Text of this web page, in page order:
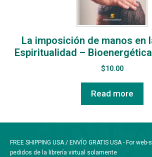
La imposición de manos en
Espiritualidad –
$10.00
Read more
FREE SHIPPING USA / ENVÍO GRATIS USA - For
pedidos de la librería virtual solamente